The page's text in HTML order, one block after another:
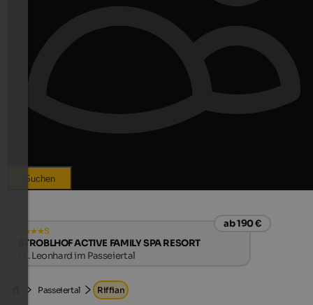
Suchen
s
ab 190 €
STROBLHOF ACTIVE FAMILY SPA RESORT
St. Leonhard im Passeiertal
Passeiertal Riffian